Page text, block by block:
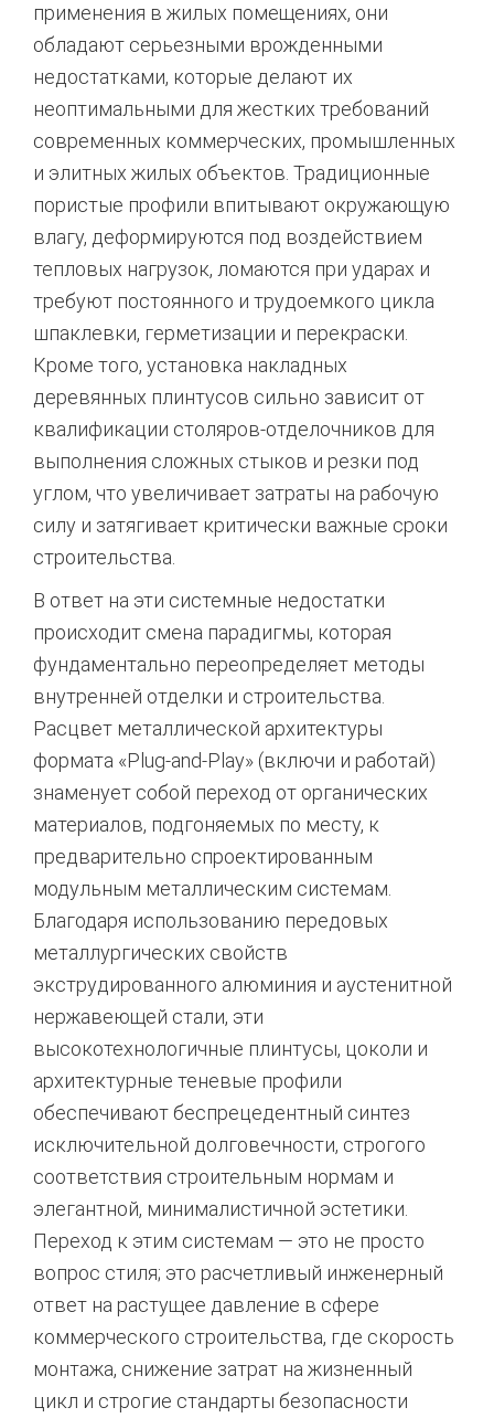
применения в жилых помещениях, они
обладают серьезными врожденными
недостатками, которые делают их
неоптимальными для жестких требований
современных коммерческих, промышленных
и элитных жилых объектов. Традиционные
пористые профили впитывают окружающую
влагу, деформируются под воздействием
тепловых нагрузок, ломаются при ударах и
требуют постоянного и трудоемкого цикла
шпаклевки, герметизации и перекраски.
Кроме того, установка накладных
деревянных плинтусов сильно зависит от
квалификации столяров-отделочников для
выполнения сложных стыков и резки под
углом, что увеличивает затраты на рабочую
силу и затягивает критически важные сроки
строительства.
В ответ на эти системные недостатки
происходит смена парадигмы, которая
фундаментально переопределяет методы
внутренней отделки и строительства.
Расцвет металлической архитектуры
формата «Plug-and-Play» (включи и работай)
знаменует собой переход от органических
материалов, подгоняемых по месту, к
предварительно спроектированным
модульным металлическим системам.
Благодаря использованию передовых
металлургических свойств
экструдированного алюминия и аустенитной
нержавеющей стали, эти
высокотехнологичные плинтусы, цоколи и
архитектурные теневые профили
обеспечивают беспрецедентный синтез
исключительной долговечности, строгого
соответствия строительным нормам и
элегантной, минималистичной эстетики.
Переход к этим системам — это не просто
вопрос стиля; это расчетливый инженерный
ответ на растущее давление в сфере
коммерческого строительства, где скорость
монтажа, снижение затрат на жизненный
цикл и строгие стандарты безопасности